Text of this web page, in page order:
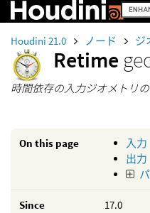
Houdini 21.0 ノード ジ
Retime
時間依存の入力ジオメトリ
On this page
入力
出力
Since 17.0